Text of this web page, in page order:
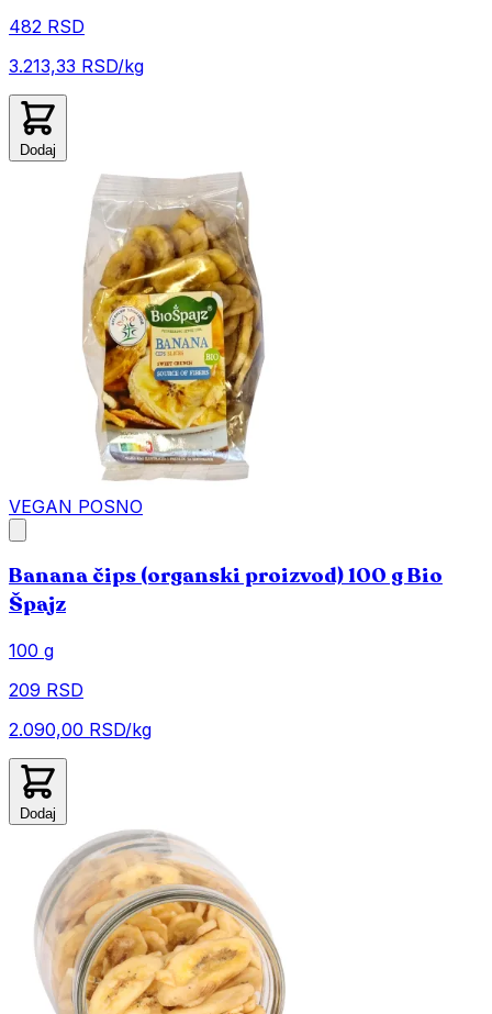
482 RSD
3.213,33 RSD/kg
Dodaj
VEGAN POSNO
Banana čips (organski proizvod) 100 g Bio
Špajz
100 g
209 RSD
2.090,00 RSD/kg
Dodaj